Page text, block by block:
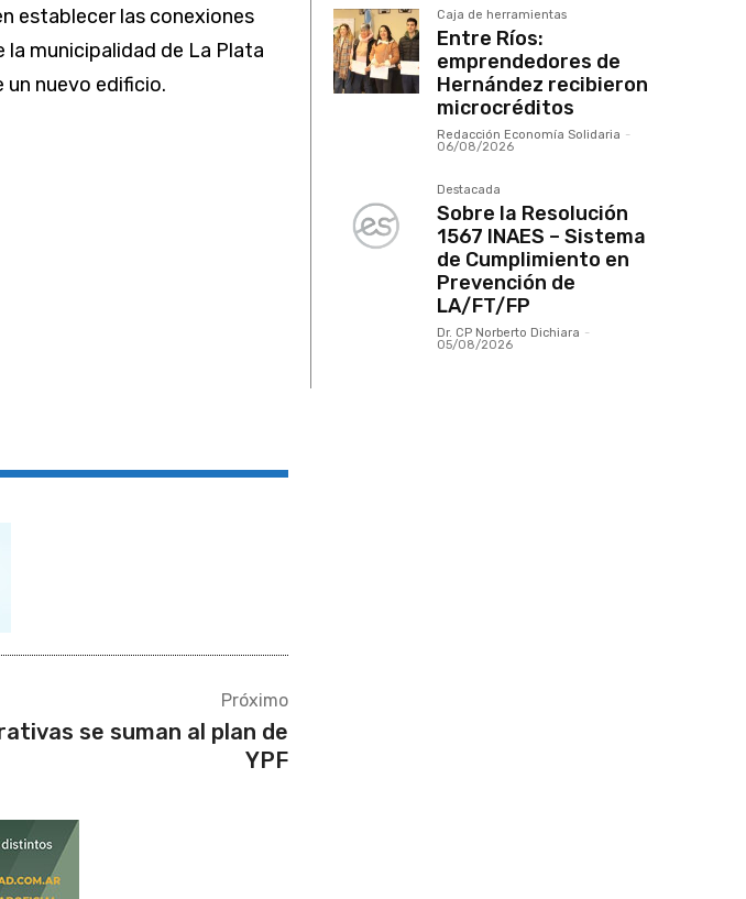
establecer las conexiones
la municipalidad de La Plata
nuevo edificio.
Próximo
se suman al plan de
YPF
Caja de herramientas
Entre Ríos:
emprendedores de
Hernández recibieron
microcréditos
Redacción Economía Solidaria -
06/08/2026
Destacada
Sobre la Resolución
1567 INAES – Sistema
de Cumplimiento en
Prevención de
LA/FT/FP
Dr. CP Norberto Dichiara -
05/08/2026